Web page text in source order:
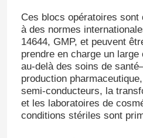
Ces blocs opératoires sont
à des normes
14644, GMP, et peuvent
prendre en charge un
au-delà des soins de
production
semi-conducteurs, la
et les laboratoires de
conditions stériles sont